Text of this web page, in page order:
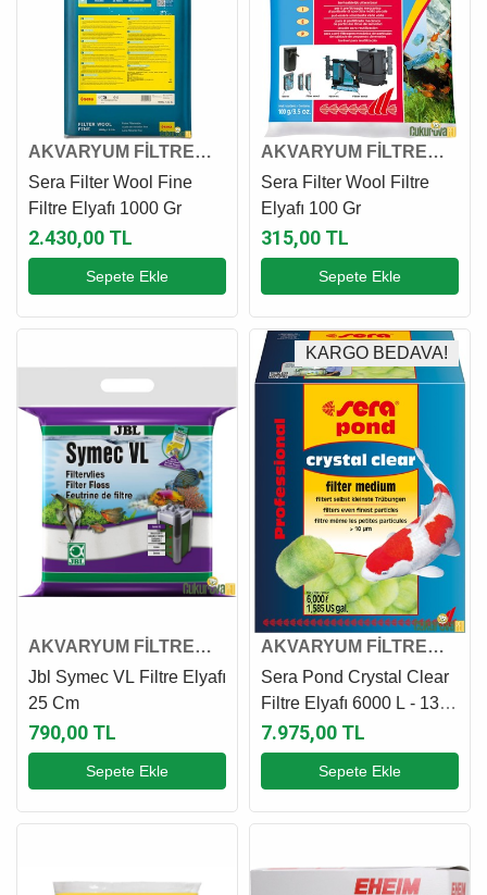
AKVARYUM FİLTRE
ELYAFI
Sera Filter Wool Fine
Filtre Elyafı 1000 Gr
2.430,00 TL
Sepete Ekle
AKVARYUM FİLTRE
ELYAFI
Sera Filter Wool Filtre
Elyafı 100 Gr
315,00 TL
Sepete Ekle
AKVARYUM FİLTRE
ELYAFI
Jbl Symec VL Filtre Elyafı
25 Cm
790,00 TL
Sepete Ekle
KARGO BEDAVA!
AKVARYUM FİLTRE
ELYAFI
Sera Pond Crystal Clear
Filtre Elyafı 6000 L - 130
Adet
7.975,00 TL
Sepete Ekle